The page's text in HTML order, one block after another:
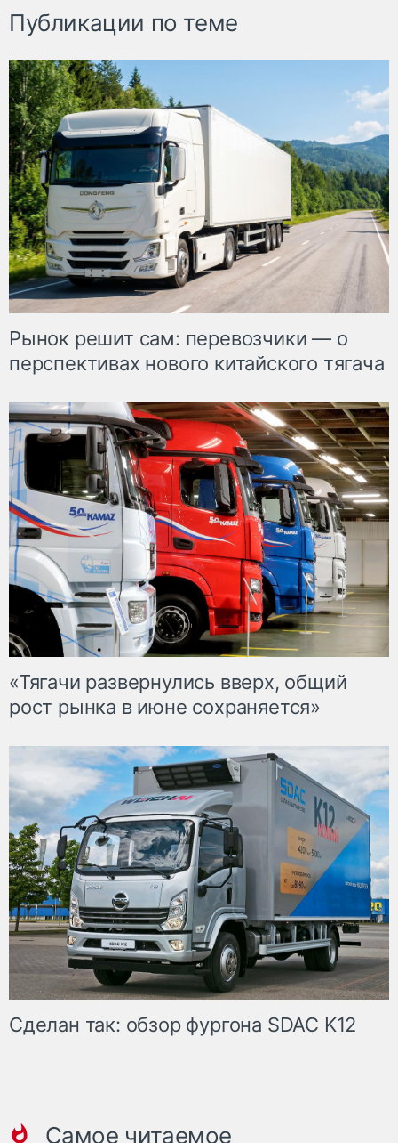
Публикации по теме
Рынок решит сам: перевозчики — о
перспективах нового китайского тягача
«Тягачи развернулись вверх, общий
рост рынка в июне сохраняется»
Сделан так: обзор фургона SDAC K12
Самое читаемое